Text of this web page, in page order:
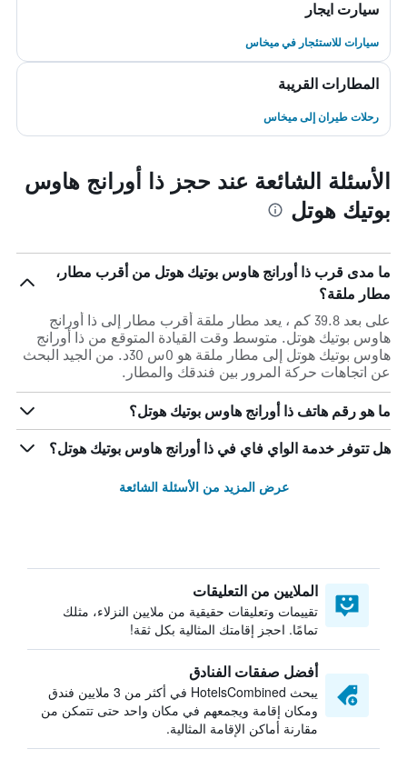
سيارت ايجار
سيارات للاستئجار في ميخاس
المطارات القريبة
رحلات طيران إلى ميخاس
الأسئلة الشائعة عند حجز ذا أورانج هاوس
بوتيك هوتل
ما مدى قرب ذا أورانج هاوس بوتيك هوتل من أقرب مطار،
مطار ملقة؟
على بعد 39.8 كم ، يعد مطار ملقة أقرب مطار إلى ذا أورانج
هاوس بوتيك هوتل. متوسط وقت القيادة المتوقع من ذا أورانج
هاوس بوتيك هوتل إلى مطار ملقة هو 0س 30د. من الجيد البحث
عن اتجاهات حركة المرور بين فندقك والمطار.
ما هو رقم هاتف ذا أورانج هاوس بوتيك هوتل؟
هل تتوفر خدمة الواي فاي في ذا أورانج هاوس بوتيك هوتل؟
عرض المزيد من الأسئلة الشائعة
الملايين من التعليقات
تقييمات وتعليقات حقيقية من ملايين النزلاء، مثلك
تمامًا. احجز إقامتك المثالية بكل ثقة!
أفضل صفقات الفنادق
يبحث HotelsCombined في أكثر من 3 ملايين فندق
ومكان إقامة ويجمعهم في مكان واحد حتى تتمكن من
مقارنة أماكن الإقامة المثالية.